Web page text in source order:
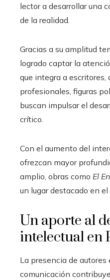
lector a desarrollar una
de la realidad.
Gracias a su amplitud
logrado captar la
que integra a escritores,
profesionales, figuras
buscan impulsar el
crítico.
Con el aumento del
ofrezcan mayor
amplio, obras como El
un lugar destacado en
Un aporte al
intelectual en
La presencia de autores
comunicación